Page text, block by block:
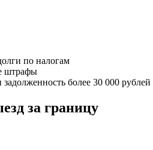
по налогам
штрафы
более 30 000 рублей
за границу